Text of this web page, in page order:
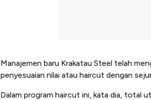
Manajemen baru Krakatau Steel telah
penyesuaian nilai atau haircut dengan
Dalam program haircut ini, kata dia, total